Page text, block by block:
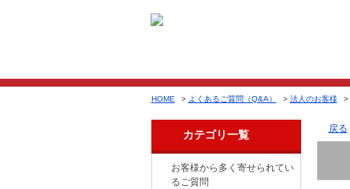
HOME > よくあるご質問（Q&A） > 法人のお客様 >
カテゴリ一覧
お客様から多く寄せられてい
るご質問
戻る